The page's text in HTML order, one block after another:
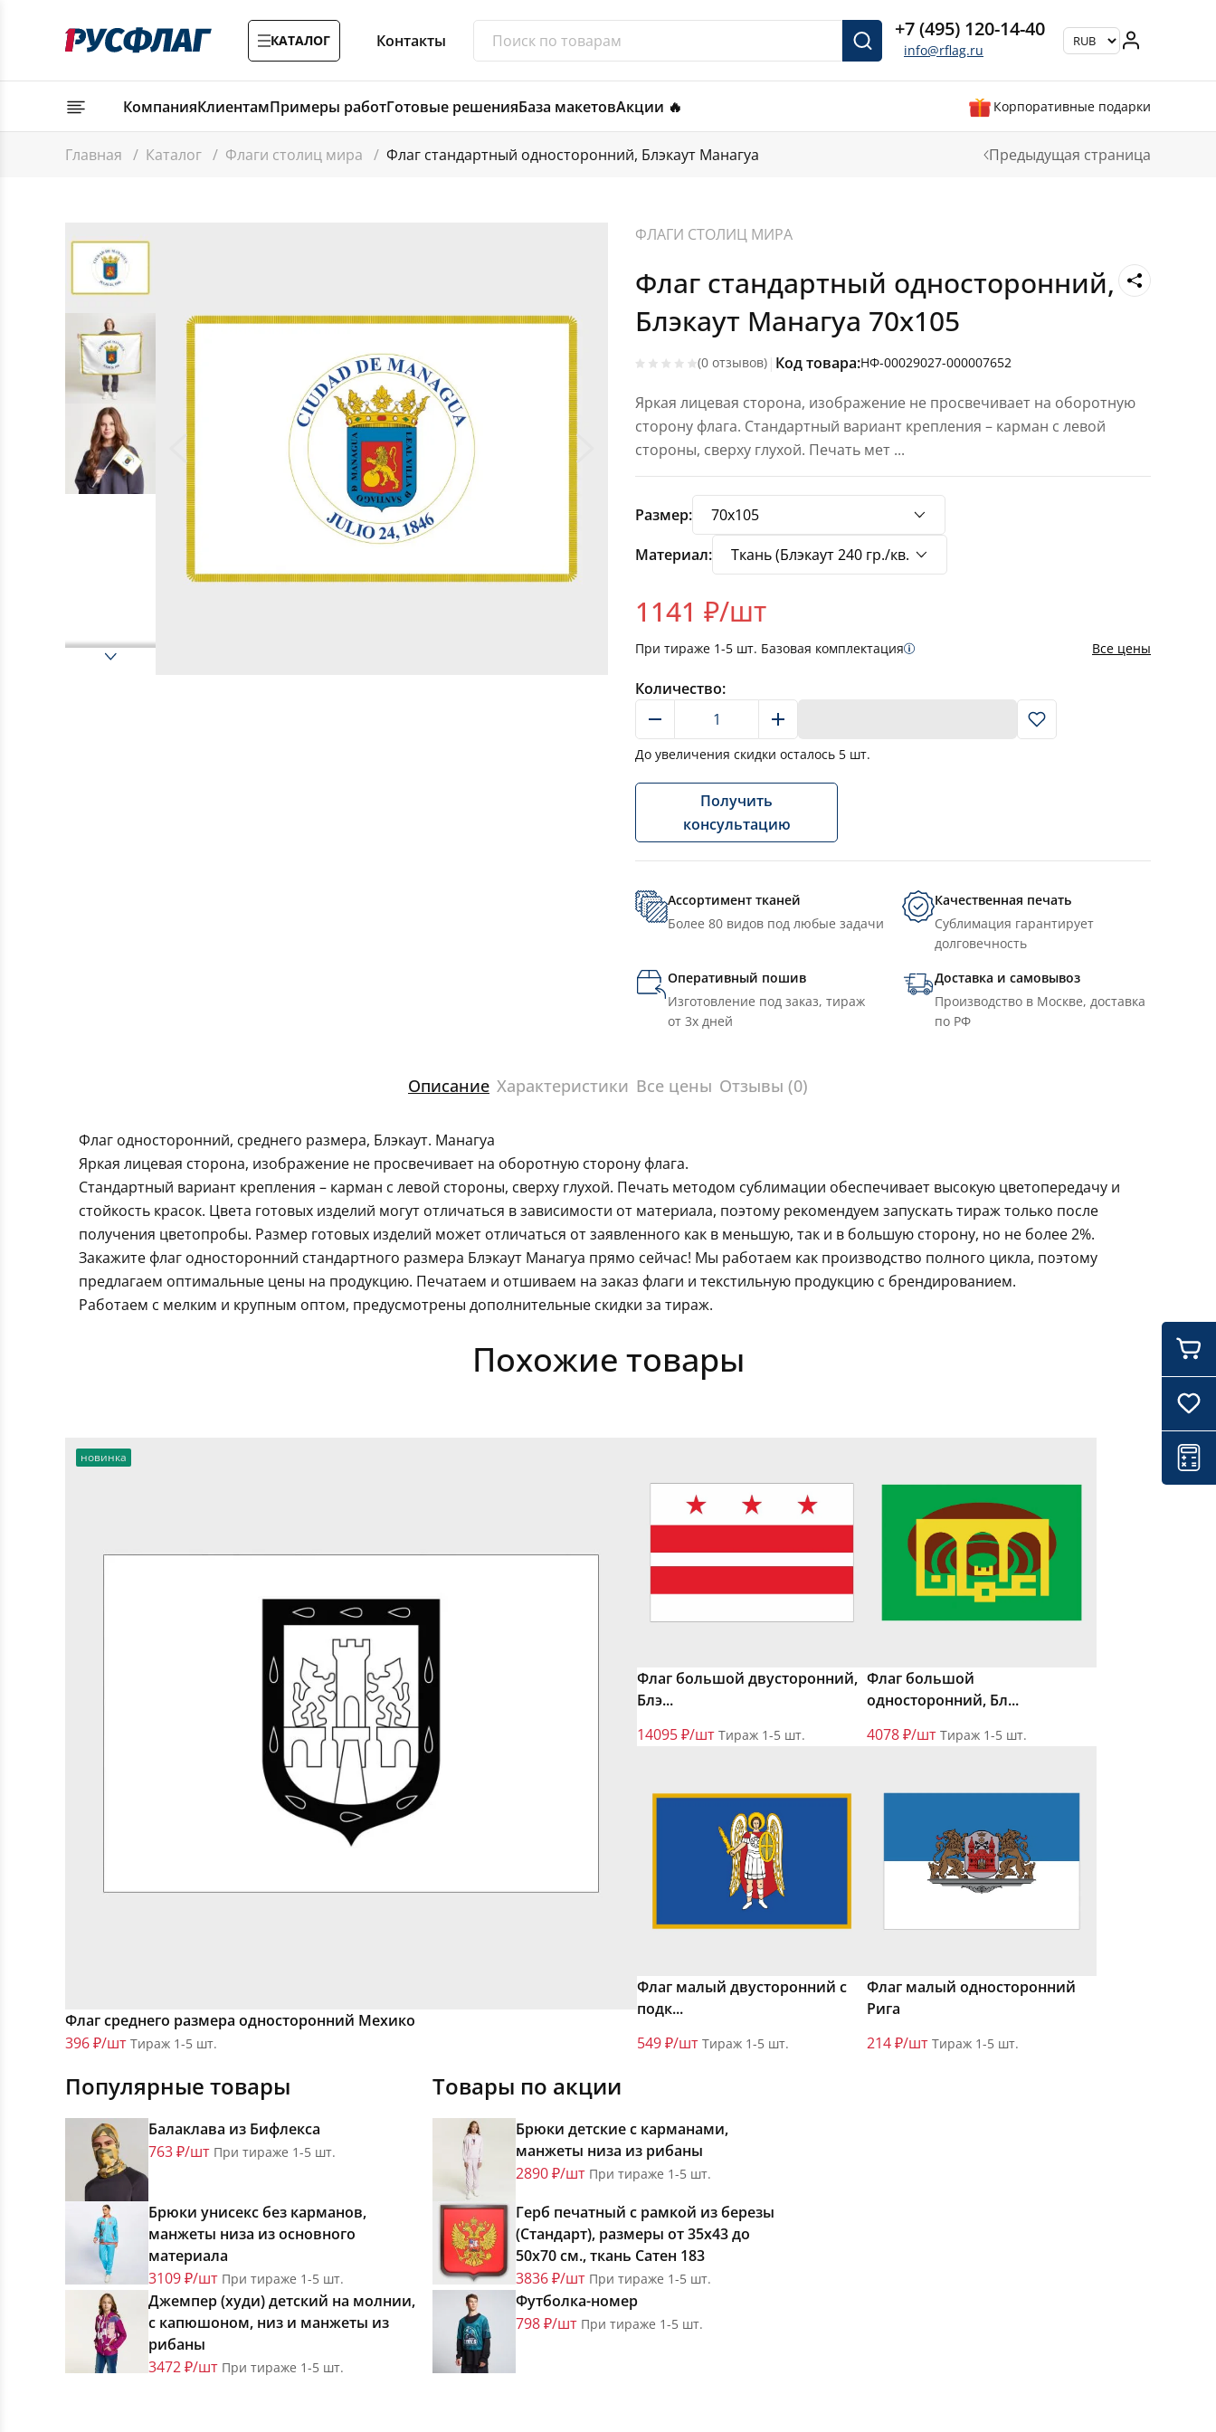
КАТАЛОГ Контакты +7 (495) 120-14-40
info@rflag.ru
КомпанияКлиентамПримеры работГотовые решенияБаза макетовАкции 🔥 Корпоративные подарки
Главная / Каталог / Флаги столиц мира / Флаг стандартный односторонний, Блэкаут Манагуа Предыдущая страница
ФЛАГИ СТОЛИЦ МИРА
Флаг стандартный односторонний,
Блэкаут Манагуа 70х105
(0 отзывов) | Код товара:НФ-00029027-000007652
Яркая лицевая сторона, изображение не просвечивает на оборотную
сторону флага. Стандартный вариант крепления – карман с левой
стороны, сверху глухой. Печать мет ...
Размер:
Материал:
1141 ₽/шт
При тираже 1-5 шт. Базовая комплектация Все цены
Количество:
До увеличения скидки осталось 5 шт.
Получить
консультацию
Ассортимент тканей
Более 80 видов под любые задачи
Качественная печать
Сублимация гарантирует
долговечность
Оперативный пошив
Изготовление под заказ, тираж
от 3х дней
Доставка и самовывоз
Производство в Москве, доставка
по РФ
Описание Характеристики Все цены Отзывы (0)
Флаг односторонний, среднего размера, Блэкаут. Манагуа
Яркая лицевая сторона, изображение не просвечивает на оборотную сторону флага.
Стандартный вариант крепления – карман с левой стороны, сверху глухой. Печать методом сублимации обеспечивает высокую цветопередачу и
стойкость красок. Цвета готовых изделий могут отличаться в зависимости от материала, поэтому рекомендуем запускать тираж только после
получения цветопробы. Размер готовых изделий может отличаться от заявленного как в меньшую, так и в большую сторону, но не более 2%.
Закажите флаг односторонний стандартного размера Блэкаут Манагуа прямо сейчас! Мы работаем как производство полного цикла, поэтому
предлагаем оптимальные цены на продукцию. Печатаем и отшиваем на заказ флаги и текстильную продукцию с брендированием.
Работаем с мелким и крупным оптом, предусмотрены дополнительные скидки за тираж.
Похожие товары
новинка
Флаг среднего размера односторонний Мехико
396 ₽/шт Тираж 1-5 шт.
Флаг большой двусторонний,
Блэ...
14095 ₽/шт Тираж 1-5 шт.
Флаг большой
односторонний, Бл...
4078 ₽/шт Тираж 1-5 шт.
Флаг малый двусторонний с
подк...
549 ₽/шт Тираж 1-5 шт.
Флаг малый односторонний
Рига
214 ₽/шт Тираж 1-5 шт.
Популярные товары
Балаклава из Бифлекса
763 ₽/шт При тираже 1-5 шт.
Брюки унисекс без карманов,
манжеты низа из основного
материала
3109 ₽/шт При тираже 1-5 шт.
Джемпер (худи) детский на молнии,
с капюшоном, низ и манжеты из
рибаны
3472 ₽/шт При тираже 1-5 шт.
Товары по акции
Брюки детские с карманами,
манжеты низа из рибаны
2890 ₽/шт При тираже 1-5 шт.
Герб печатный с рамкой из березы
(Стандарт), размеры от 35х43 до
50х70 см., ткань Сатен 183
3836 ₽/шт При тираже 1-5 шт.
Футболка-номер
798 ₽/шт При тираже 1-5 шт.